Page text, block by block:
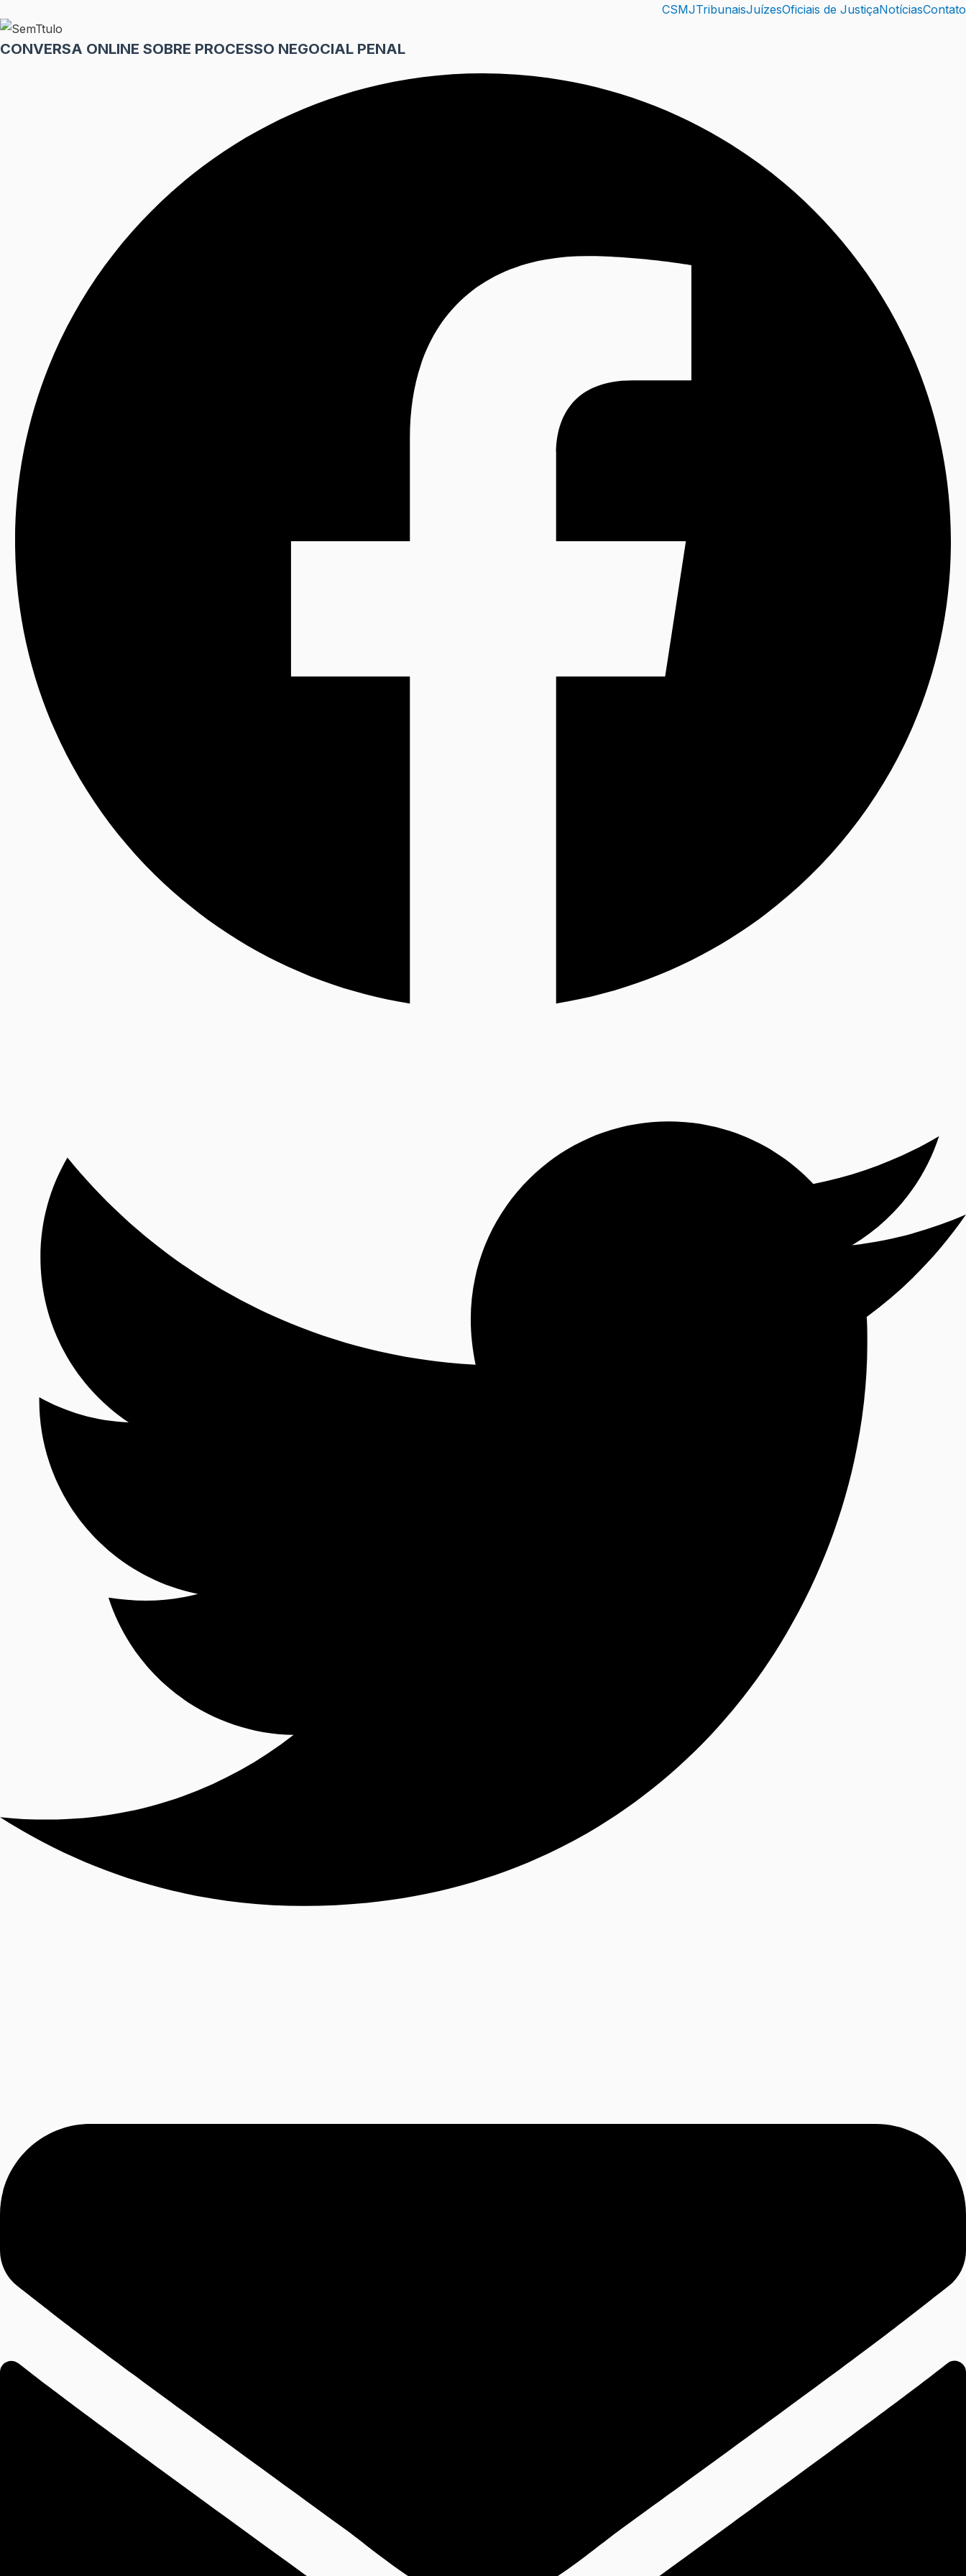
to
content
CSMJTribunaisJuízesOficiais de JustiçaNotíciasContato
CONVERSA ONLINE SOBRE PROCESSO NEGOCIAL PENAL